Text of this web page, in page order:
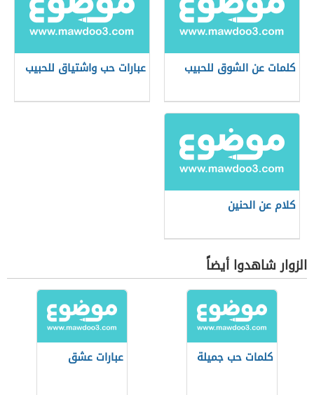
كلمات عن الشوق للحبيب عبارات حب واشتياق للحبيب
كلام عن الحنين
الزوار شاهدوا أيضاً
كلمات حب جميلة عبارات عشق